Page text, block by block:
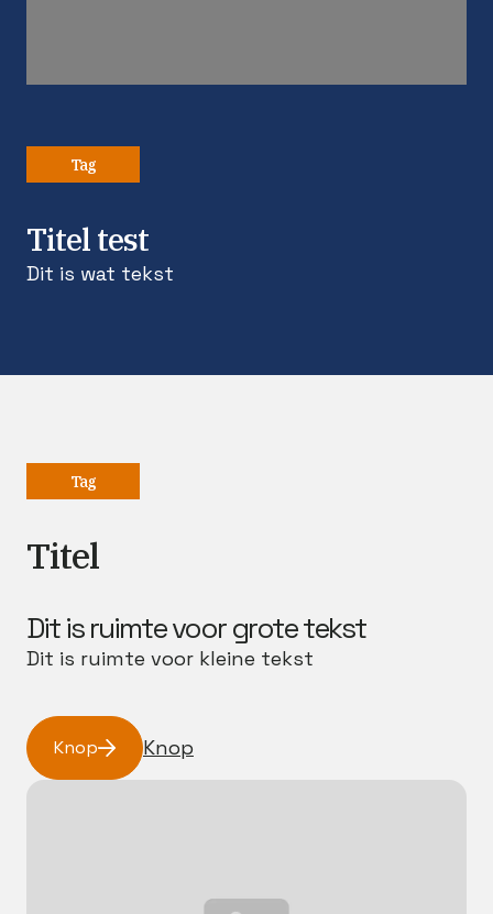
Tag
Titel test
Dit is wat tekst
Tag
Titel
Dit is ruimte voor grote tekst
Dit is ruimte voor kleine tekst
Knop Knop